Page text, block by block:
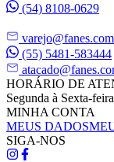
(54) 8108-0629
(55) 5481-583444
HORÁRIO DE
Segunda à Sexta-
MINHA CONTA
MEUS DADOS
SIGA-NOS